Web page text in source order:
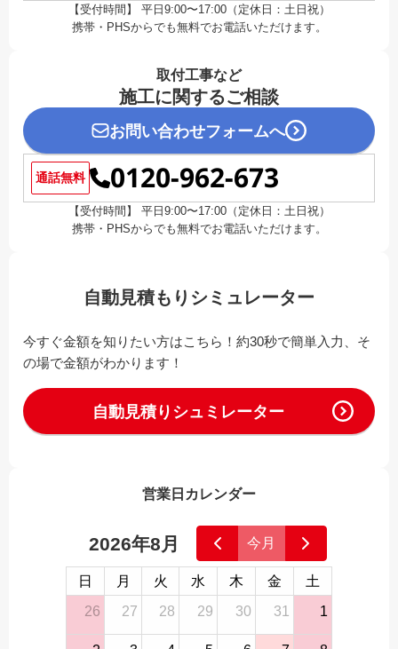
【受付時間】 平日9:00〜17:00（定休日：土日祝）
携帯・PHSからでも無料でお電話いただけます。
取付工事など
施工に関するご相談
お問い合わせフォームへ
通話無料 0120-962-673
【受付時間】 平日9:00〜17:00（定休日：土日祝）
携帯・PHSからでも無料でお電話いただけます。
自動見積もりシミュレーター
今すぐ金額を知りたい方はこちら！約30秒で簡単入力、そ
の場で金額がわかります！
自動見積りシュミレーター
営業日カレンダー
2026年8月 今月
日 月 火 水 木 金
土
26
27 28 29 30 31 1